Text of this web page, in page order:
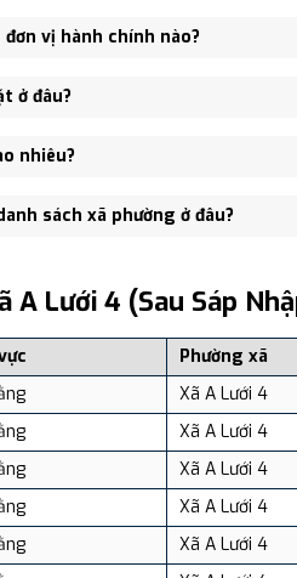
vị hành chính nào?
Xã Hương Phong, Xã A Roàng,
ở đâu?
tại Thôn Chi Lanh - A Rom, xã A
nhiêu?
số: 10,752 người, Mật độ dân số:
sách xã phường ở đâu?
A Lưới 4 (sau Sáp
Phường xã
Xã A Lưới 4
Xã A Lưới 4
Xã A Lưới 4
Xã A Lưới 4
Xã A Lưới 4